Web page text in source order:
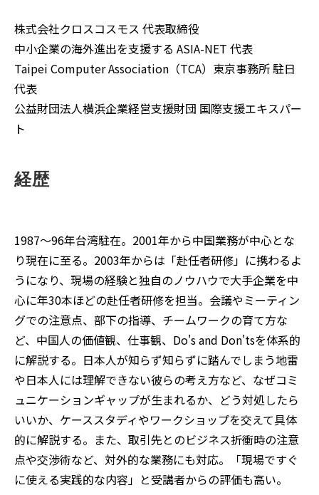
株式会社クロスコスモス 代表取締役
中小企業の海外進出を支援する ASIA-NET 代表
Taipei Computer Association（TCA）東京事務所 駐日
代表
公益財団法人横浜企業経営支援財団 国際支援エキスパー
ト
経歴
1987～96年台湾駐在。2001年から中国業務が中心とな
り現在に至る。2003年からは「赴任者研修」に携わるよ
うになり、現場の経験と独自のノウハウで大手企業を中
心に年30本ほどの赴任者研修を担当。会議やミーティン
グでの注意点、部下の指導、チームワークの育て方な
ど、中国人の価値観、仕事観、Do's and Don'tsを体系的
に解説する。日本人が知らず知らずに踏んでしまう地雷
や日本人には理解できない彼らの考え方など、なぜコミ
ュニケーションギャップが生まれるか、どう対処したら
いいか、ケーススタディやワークショップを交えて具体
的に解説する。また、取引先とのビジネス折衝時の注意
点や交渉術など、対外的な業務にも対応。「現場ですぐ
に使える実践的な内容」と受講者からの評価も高い。